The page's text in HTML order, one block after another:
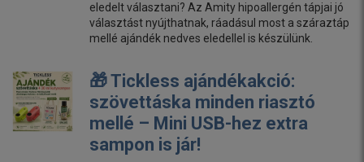
eledelt választani? Az Amity hipoallergén tápjai jó
választást nyújthatnak, ráadásul most a száraztáp
mellé ajándék nedves eledellel is készülünk.
🎁 Tickless ajándékakció:
szövettáska minden riasztó
mellé – Mini USB-hez extra
sampon is jár!